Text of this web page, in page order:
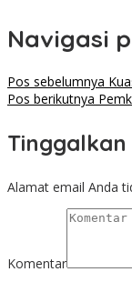
Navigasi
Pos sebelumnya
Pos berikutnya
Tinggalkan
Alamat email Anda
Komentar